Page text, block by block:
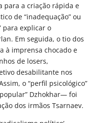
para a criação rápida e
de “inadequação” ou
para explicar o
Em seguida, o tio dos
à imprensa chocado e
de losers,
desabilitante nos
o “perfil psicológico”
Dzhokhar— foi
dos irmãos Tsarnaev.